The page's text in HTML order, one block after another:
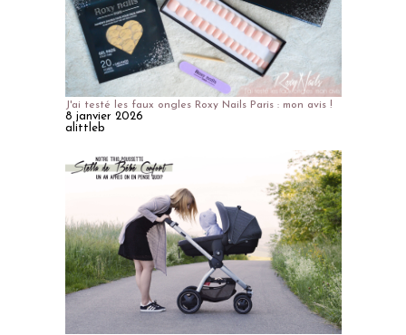
J'ai testé les faux ongles Roxy Nails Paris : mon avis !
8 janvier 2026
alittleb